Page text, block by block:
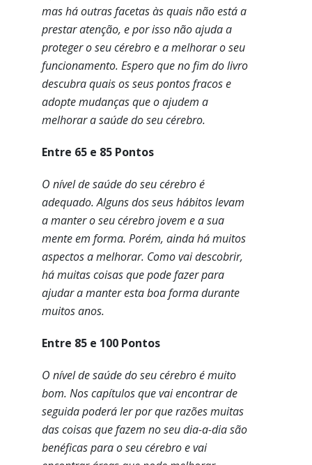
mas há outras facetas às quais não está a
prestar atenção, e por isso não ajuda a
proteger o seu cérebro e a melhorar o seu
funcionamento. Espero que no fim do livro
descubra quais os seus pontos fracos e
adopte mudanças que o ajudem a
melhorar a saúde do seu cérebro.
Entre 65 e 85 Pontos
O nível de saúde do seu cérebro é
adequado. Alguns dos seus hábitos levam
a manter o seu cérebro jovem e a sua
mente em forma. Porém, ainda há muitos
aspectos a melhorar. Como vai descobrir,
há muitas coisas que pode fazer para
ajudar a manter esta boa forma durante
muitos anos.
Entre 85 e 100 Pontos
O nível de saúde do seu cérebro é muito
bom. Nos capítulos que vai encontrar de
seguida poderá ler por que razões muitas
das coisas que fazem no seu dia-a-dia são
benéficas para o seu cérebro e vai